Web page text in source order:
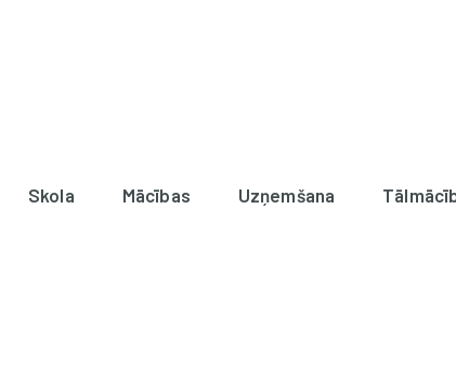
Skola Mācības Uzņemšana